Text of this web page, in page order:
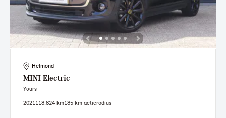
Helmond
MINI Electric
Yours
2021118.824 km185 km actieradius